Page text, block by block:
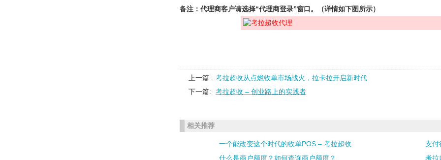
备注：代理商客户请选择“代理商登录”窗口。（详情如下图所示）
上一篇:
考拉超收从点燃收单市场战火，拉卡拉开启新时代
下一篇:
考拉超收 – 创业路上的实践者
相关推荐
一个能改变这个时代的收单POS – 考拉超收
支付
什么是商户额度？如何查询商户额度？
考拉